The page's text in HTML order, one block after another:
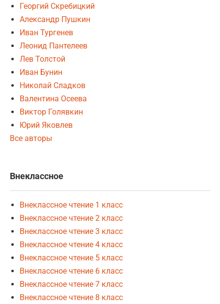
Георгий Скребицкий
Александр Пушкин
Иван Тургенев
Леонид Пантелеев
Лев Толстой
Иван Бунин
Николай Сладков
Валентина Осеева
Виктор Голявкин
Юрий Яковлев
Все авторы
Внеклассное
Внеклассное чтение 1 класс
Внеклассное чтение 2 класс
Внеклассное чтение 3 класс
Внеклассное чтение 4 класс
Внеклассное чтение 5 класс
Внеклассное чтение 6 класс
Внеклассное чтение 7 класс
Внеклассное чтение 8 класс